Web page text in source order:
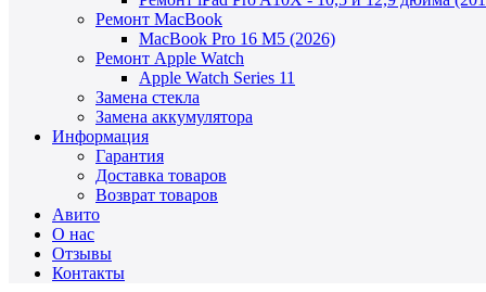
Ремонт MacBook
MacBook Pro 16 M5 (2026)
Ремонт Apple Watch
Apple Watch Series 11
Замена стекла
Замена аккумулятора
Информация
Гарантия
Доставка товаров
Возврат товаров
Авито
О нас
Отзывы
Контакты